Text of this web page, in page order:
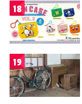
18
19